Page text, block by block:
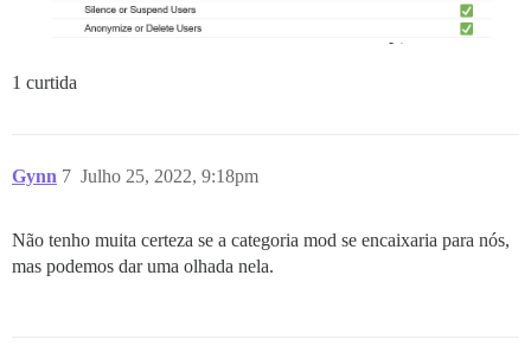
1 curtida
Gynn Julho 25, 2022, 9:18pm
7
Não tenho muita certeza se a categoria mod se encaixaria para nós,
mas podemos dar uma olhada nela.